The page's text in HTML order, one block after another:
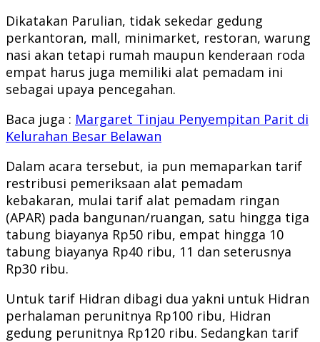
Dikatakan Parulian, tidak sekedar gedung
perkantoran, mall, minimarket, restoran, warung
nasi akan tetapi rumah maupun kenderaan roda
empat harus juga memiliki alat pemadam ini
sebagai upaya pencegahan.
Baca juga : Margaret Tinjau Penyempitan Parit di
Kelurahan Besar Belawan
Dalam acara tersebut, ia pun memaparkan tarif
restribusi pemeriksaan alat pemadam
kebakaran, mulai tarif alat pemadam ringan
(APAR) pada bangunan/ruangan, satu hingga tiga
tabung biayanya Rp50 ribu, empat hingga 10
tabung biayanya Rp40 ribu, 11 dan seterusnya
Rp30 ribu.
Untuk tarif Hidran dibagi dua yakni untuk Hidran
perhalaman perunitnya Rp100 ribu, Hidran
gedung perunitnya Rp120 ribu. Sedangkan tarif